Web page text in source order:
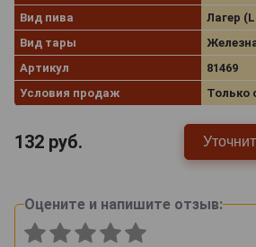
Вид пива
Лагер
Вид тары
Артикул
81469
Условия продаж
Только
132 руб.
Оцените и напишите отзыв: